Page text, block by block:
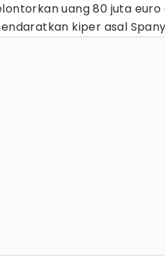
uang 80 juta euro
kiper asal